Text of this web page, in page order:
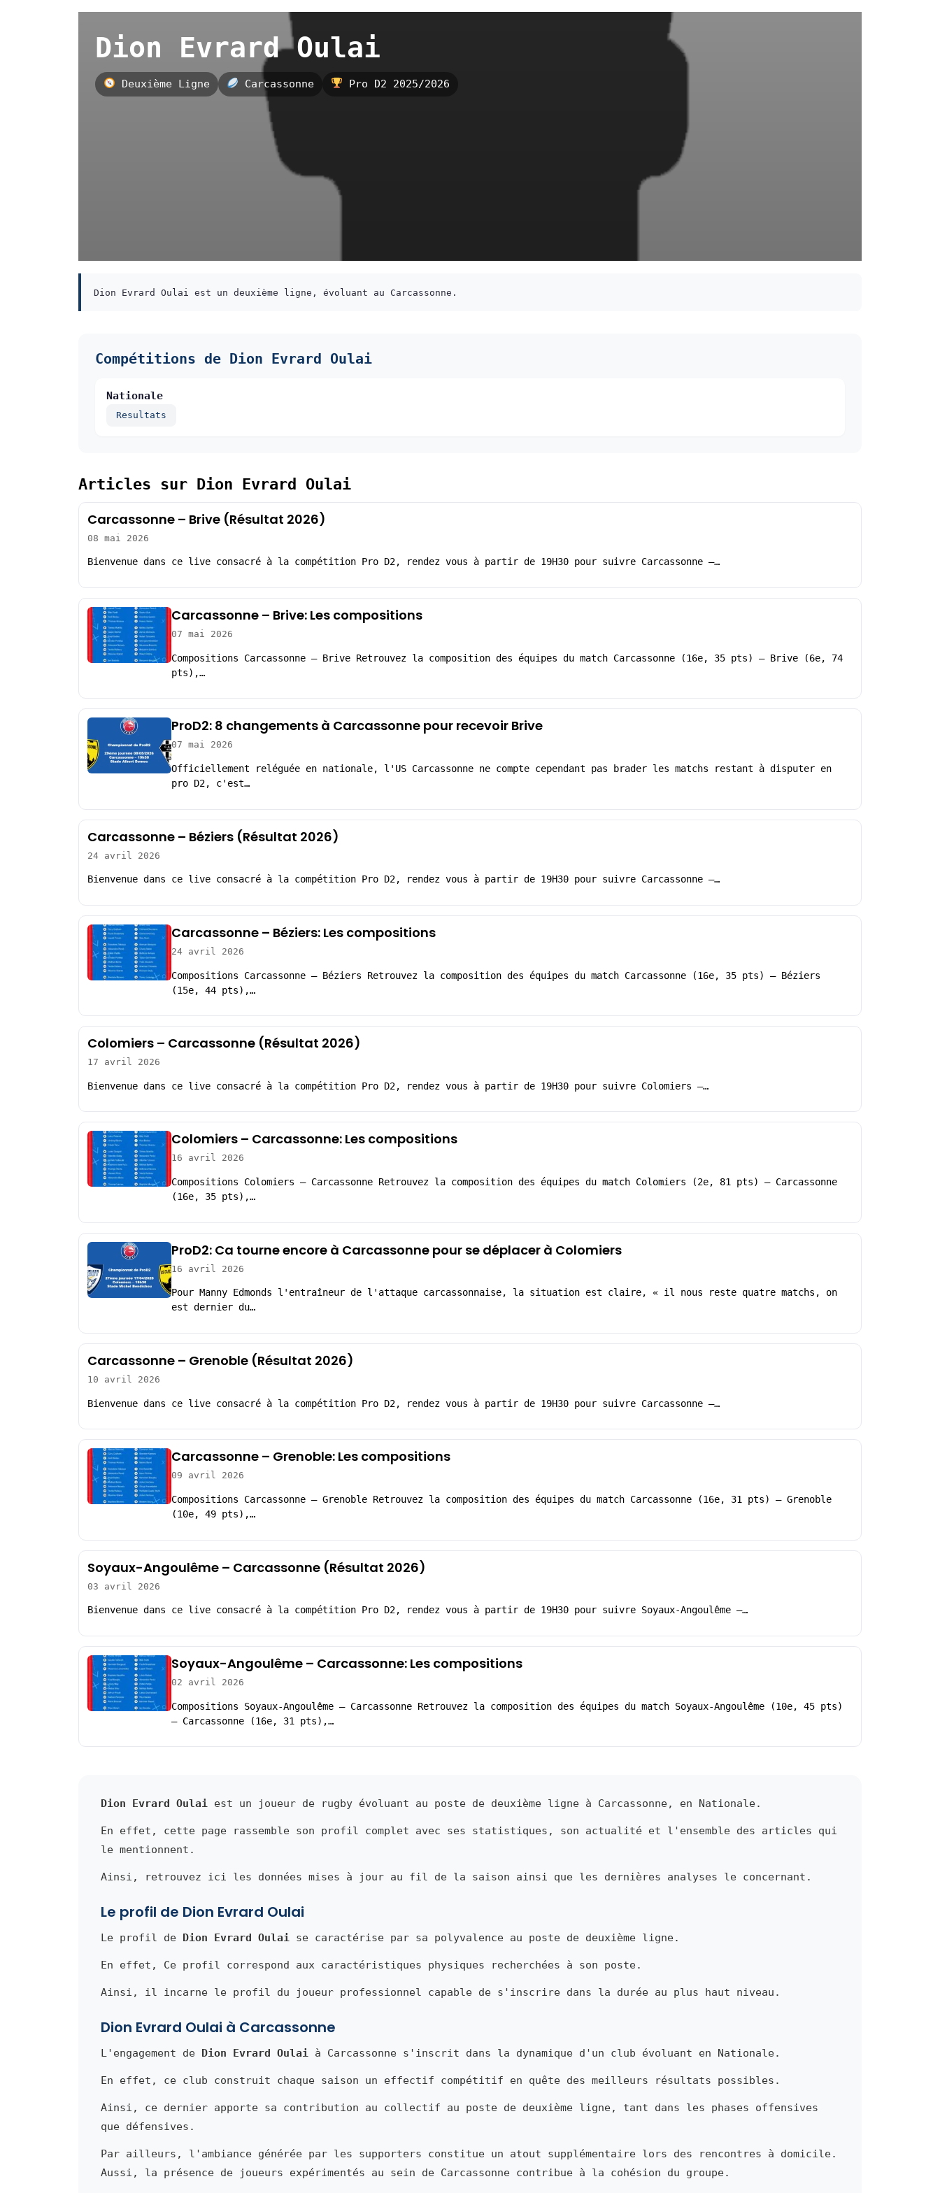
Dion Evrard Oulai
Deuxième Ligne Carcassonne Pro D2 2025/2026
Dion Evrard Oulai est un deuxième ligne, évoluant au Carcassonne.
Compétitions de Dion Evrard Oulai
Nationale
Resultats
Articles sur Dion Evrard Oulai
Carcassonne – Brive (Résultat 2026)
08 mai 2026
Bienvenue dans ce live consacré à la compétition Pro D2, rendez vous à partir de 19H30 pour suivre Carcassonne –…
Carcassonne – Brive: Les compositions
07 mai 2026
Compositions Carcassonne – Brive Retrouvez la composition des équipes du match Carcassonne (16e, 35 pts) – Brive (6e, 74
pts),…
ProD2: 8 changements à Carcassonne pour recevoir Brive
07 mai 2026
Officiellement reléguée en nationale, l'US Carcassonne ne compte cependant pas brader les matchs restant à disputer en
pro D2, c'est…
Carcassonne – Béziers (Résultat 2026)
24 avril 2026
Bienvenue dans ce live consacré à la compétition Pro D2, rendez vous à partir de 19H30 pour suivre Carcassonne –…
Carcassonne – Béziers: Les compositions
24 avril 2026
Compositions Carcassonne – Béziers Retrouvez la composition des équipes du match Carcassonne (16e, 35 pts) – Béziers
(15e, 44 pts),…
Colomiers – Carcassonne (Résultat 2026)
17 avril 2026
Bienvenue dans ce live consacré à la compétition Pro D2, rendez vous à partir de 19H30 pour suivre Colomiers –…
Colomiers – Carcassonne: Les compositions
16 avril 2026
Compositions Colomiers – Carcassonne Retrouvez la composition des équipes du match Colomiers (2e, 81 pts) – Carcassonne
(16e, 35 pts),…
ProD2: Ca tourne encore à Carcassonne pour se déplacer à Colomiers
16 avril 2026
Pour Manny Edmonds l'entraîneur de l'attaque carcassonnaise, la situation est claire, « il nous reste quatre matchs, on
est dernier du…
Carcassonne – Grenoble (Résultat 2026)
10 avril 2026
Bienvenue dans ce live consacré à la compétition Pro D2, rendez vous à partir de 19H30 pour suivre Carcassonne –…
Carcassonne – Grenoble: Les compositions
09 avril 2026
Compositions Carcassonne – Grenoble Retrouvez la composition des équipes du match Carcassonne (16e, 31 pts) – Grenoble
(10e, 49 pts),…
Soyaux-Angoulême – Carcassonne (Résultat 2026)
03 avril 2026
Bienvenue dans ce live consacré à la compétition Pro D2, rendez vous à partir de 19H30 pour suivre Soyaux-Angoulême –…
Soyaux-Angoulême – Carcassonne: Les compositions
02 avril 2026
Compositions Soyaux-Angoulême – Carcassonne Retrouvez la composition des équipes du match Soyaux-Angoulême (10e, 45 pts)
– Carcassonne (16e, 31 pts),…
Dion Evrard Oulai est un joueur de rugby évoluant au poste de deuxième ligne à Carcassonne, en Nationale.
En effet, cette page rassemble son profil complet avec ses statistiques, son actualité et l'ensemble des articles qui
le mentionnent.
Ainsi, retrouvez ici les données mises à jour au fil de la saison ainsi que les dernières analyses le concernant.
Le profil de Dion Evrard Oulai
Le profil de Dion Evrard Oulai se caractérise par sa polyvalence au poste de deuxième ligne.
En effet, Ce profil correspond aux caractéristiques physiques recherchées à son poste.
Ainsi, il incarne le profil du joueur professionnel capable de s'inscrire dans la durée au plus haut niveau.
Dion Evrard Oulai à Carcassonne
L'engagement de Dion Evrard Oulai à Carcassonne s'inscrit dans la dynamique d'un club évoluant en Nationale.
En effet, ce club construit chaque saison un effectif compétitif en quête des meilleurs résultats possibles.
Ainsi, ce dernier apporte sa contribution au collectif au poste de deuxième ligne, tant dans les phases offensives
que défensives.
Par ailleurs, l'ambiance générée par les supporters constitue un atout supplémentaire lors des rencontres à domicile.
Aussi, la présence de joueurs expérimentés au sein de Carcassonne contribue à la cohésion du groupe.